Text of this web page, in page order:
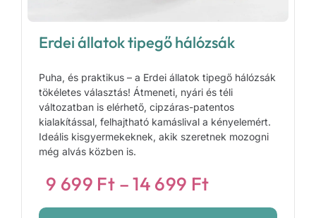
Erdei állatok tipegő hálózsák
Puha, és praktikus – a Erdei állatok tipegő hálózsák
tökéletes választás! Átmeneti, nyári és téli
változatban is elérhető, cipzáras-patentos
kialakítással, felhajtható kamáslival a kényelemért.
Ideális kisgyermekeknek, akik szeretnek mozogni
még alvás közben is.
9 699 Ft –14 699 Ft
9